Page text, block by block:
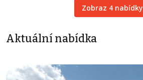
Zobraz 4 nabídky
Aktuální nabídka